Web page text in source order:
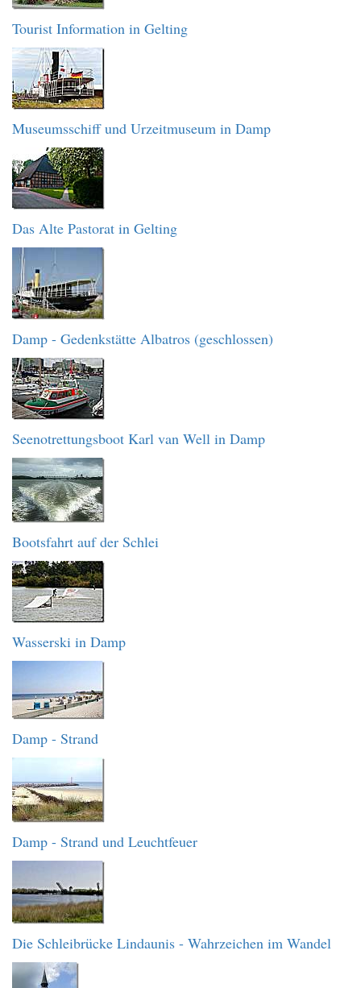
Tourist Information in Gelting
Museumsschiff und Urzeitmuseum in Damp
Das Alte Pastorat in Gelting
Damp - Gedenkstätte Albatros (geschlossen)
Seenotrettungsboot Karl van Well in Damp
Bootsfahrt auf der Schlei
Wasserski in Damp
Damp - Strand
Damp - Strand und Leuchtfeuer
Die Schleibrücke Lindaunis - Wahrzeichen im Wandel